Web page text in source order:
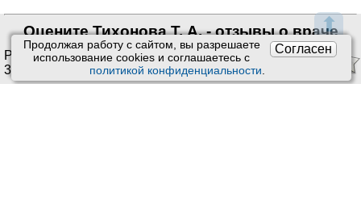
⬆
Согласен
Продолжая работу с сайтом, вы разрешаете
использование сookies и соглашаетесь с
политикой конфиденциальности.
Оцените Тихонова Т. А. - отзывы о враче
Рейтинг:4.34/5. Оценок:
34